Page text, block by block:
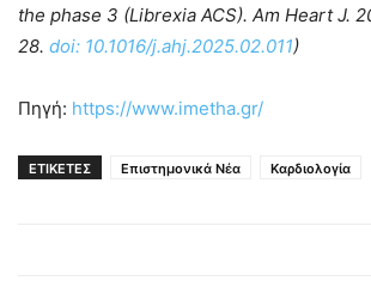
the phase 3 (Librexia ACS). Am Heart J.
28. doi: 10.1016/j.ahj.2025.02.011)
Πηγή: https://www.imetha.gr/
ΕΤΙΚΕΤΕΣ Επιστημονικά Νέα Καρδιολογία